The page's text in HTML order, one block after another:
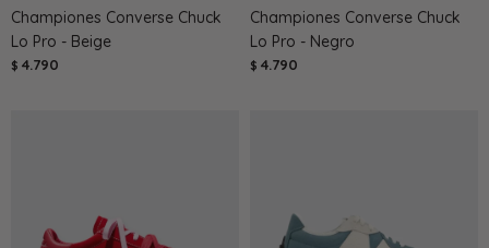
Championes Converse Chuck
Lo Pro - Beige
$ 4.790
Championes Converse Chuck
Lo Pro - Negro
$ 4.790